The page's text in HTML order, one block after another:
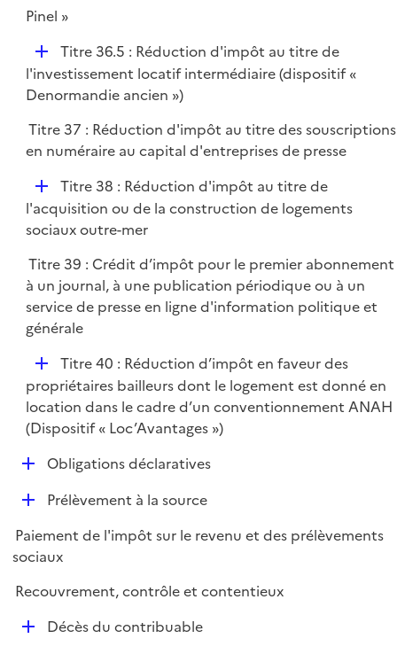
p
e
r
Pinel »
D
é
p
i
e
Titre 36.5 : Réduction d'impôt au titre de
l'investissement locatif intermédiaire (dispositif «
Denormandie ancien »)
Titre 37 : Réduction d'impôt au titre des souscriptions
en numéraire au capital d'entreprises de presse
D
é
p
i
e
r
Titre 38 : Réduction d'impôt au titre de
l'acquisition ou de la construction de logements
sociaux outre-mer
Titre 39 : Crédit d’impôt pour le premier abonnement
à un journal, à une publication périodique ou à un
service de presse en ligne d'information politique et
générale
D
é
p
l
e
r
Titre 40 : Réduction d’impôt en faveur des
propriétaires bailleurs dont le logement est donné en
location dans le cadre d’un conventionnement ANAH
(Dispositif « Loc’Avantages »)
D
i
e
r
Obligations déclaratives
D
p
l
i
Prélèvement à la source
Paiement de l'impôt sur le revenu et des prélèvements
sociaux
Recouvrement, contrôle et contentieux
DDécès du contribuable